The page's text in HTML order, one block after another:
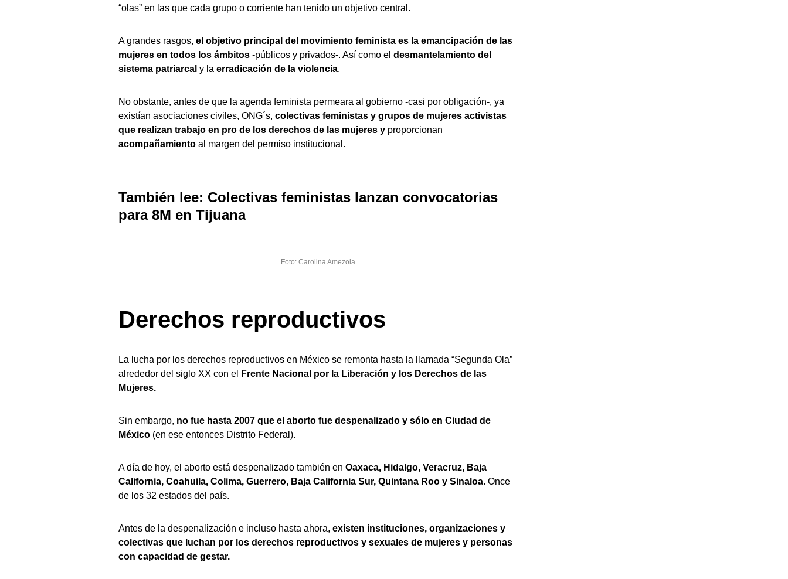
“olas” en las que cada grupo o corriente han tenido un objetivo central.
A grandes rasgos, el objetivo principal del movimiento feminista es la emancipación de las
mujeres en todos los ámbitos -públicos y privados-. Así como el desmantelamiento del
sistema patriarcal y la erradicación de la violencia.
No obstante, antes de que la agenda feminista permeara al gobierno -casi por obligación-, ya
existían asociaciones civiles, ONG´s, colectivas feministas y grupos de mujeres activistas
que realizan trabajo en pro de los derechos de las mujeres y proporcionan
acompañamiento al margen del permiso institucional.
También lee: Colectivas feministas lanzan convocatorias
para 8M en Tijuana
Foto: Carolina Amezola
Derechos reproductivos
La lucha por los derechos reproductivos en México se remonta hasta la llamada “Segunda Ola”
alrededor del siglo XX con el
Frente Nacional por la Liberación y los Derechos de las
Mujeres.
Sin embargo, no fue hasta 2007 que el aborto fue despenalizado y sólo en Ciudad de
México (en ese entonces Distrito Federal).
A día de hoy, el aborto está despenalizado también en Oaxaca, Hidalgo, Veracruz, Baja
California, Coahuila, Colima, Guerrero, Baja California Sur, Quintana Roo y Sinaloa. Once
de los 32 estados del país.
Antes de la despenalización e incluso hasta ahora, existen instituciones, organizaciones y
colectivas que luchan por los derechos reproductivos y sexuales de mujeres y personas
con capacidad de gestar.